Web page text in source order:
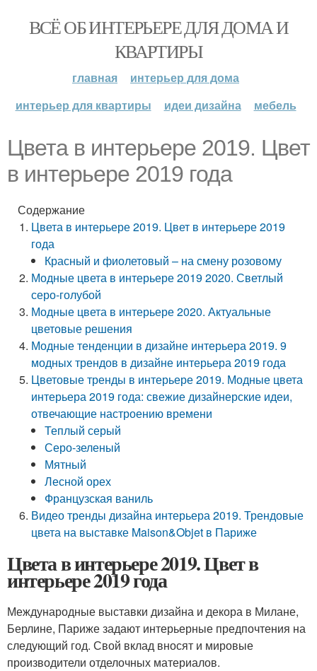
ВСЁ ОБ ИНТЕРЬЕРЕ ДЛЯ ДОМА И
КВАРТИРЫ
главная
интерьер для дома
интерьер для квартиры
идеи дизайна мебель
Цвета в интерьере 2019. Цвет
в интерьере 2019 года
Содержание
Цвета в интерьере 2019. Цвет в интерьере 2019
года
Красный и фиолетовый – на смену розовому
Модные цвета в интерьере 2019 2020. Светлый
серо-голубой
Модные цвета в интерьере 2020. Актуальные
цветовые решения
Модные тенденции в дизайне интерьера 2019. 9
модных трендов в дизайне интерьера 2019 года
Цветовые тренды в интерьере 2019. Модные цвета
интерьера 2019 года: свежие дизайнерские идеи,
отвечающие настроению времени
Теплый серый
Серо-зеленый
Мятный
Лесной орех
Французская ваниль
Видео тренды дизайна интерьера 2019. Трендовые
цвета на выставке Maison&Objet в Париже
Цвета в интерьере 2019. Цвет в
интерьере 2019 года
Международные выставки дизайна и декора в Милане,
Берлине, Париже задают интерьерные предпочтения на
следующий год. Свой вклад вносят и мировые
производители отделочных материалов.